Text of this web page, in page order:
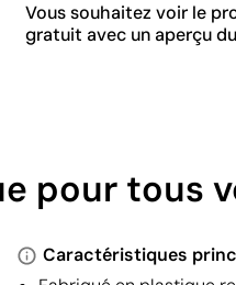
Vous souhaitez voir le
gratuit avec un aperçu
pour tous
Caractéristiques